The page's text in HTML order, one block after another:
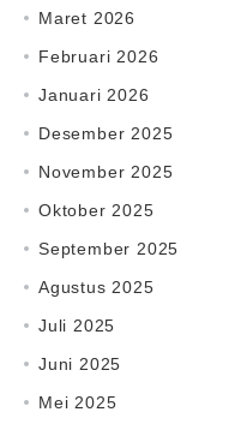
Maret 2026
Februari 2026
Januari 2026
Desember 2025
November 2025
Oktober 2025
September 2025
Agustus 2025
Juli 2025
Juni 2025
Mei 2025